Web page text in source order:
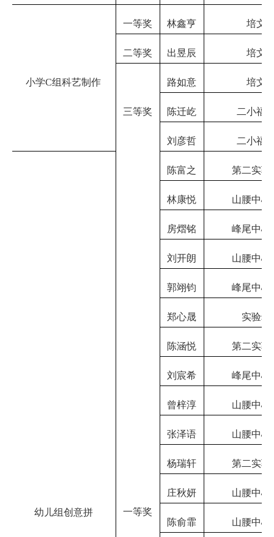
小学C组科艺制作
一等奖 林鑫亨 培文
二等奖 出昱辰 培文
三等奖
路如意 培文
陈迁屹 二小福
刘彦哲 二小福
幼儿组创意拼 一等奖
陈富之 第二实验
林康悦 山腰中心
房熠铭 峰尾中心
刘开朗 山腰中心
郭翊钧 峰尾中心
郑心晟 实验幼
陈涵悦 第二实验
刘宸希 峰尾中心
曾梓淳 山腰中心
张泽语 山腰中心
杨瑞轩 第二实验
庄秋妍 山腰中心
陈俞霏 山腰中心